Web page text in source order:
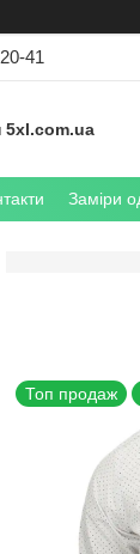
41
5xl.com.ua
Заміри
Топ продаж